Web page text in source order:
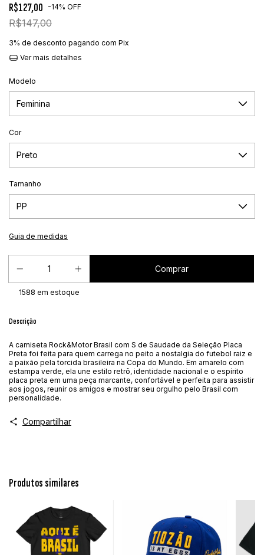
R$127,00 -14% OFF
R$147,00
3% de desconto pagando com Pix
Ver mais detalhes
Modelo
Cor
Tamanho
Guia de medidas
1588 em estoque
Descrição
A camiseta Rock&Motor Brasil com S de Saudade da Seleção Placa
Preta foi feita para quem carrega no peito a nostalgia do futebol raiz e
a paixão pela torcida brasileira na Copa do Mundo. Em amarelo com
estampa verde, ela une estilo retrô, identidade nacional e o espírito
placa preta em uma peça marcante, confortável e perfeita para assistir
aos jogos, reunir os amigos e mostrar seu orgulho pelo Brasil com
personalidade.
Compartilhar
Produtos similares